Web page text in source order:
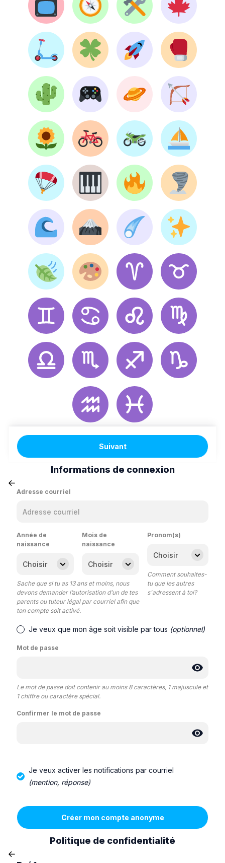
Suivant
Informations de connexion
Adresse courriel
Année de
naissance
Mois de
naissance
Sache que si tu as 13 ans et moins, nous
devons demander l’autorisation d’un de tes
parents ou tuteur légal par courriel afin que
ton compte soit activé.
Pronom(s)
Comment souhaites-
tu que les autres
s'adressent à toi?
Je veux que mon âge soit visible par tous (optionnel)
Mot de passe
Le mot de passe doit contenir au moins 8 caractères, 1 majuscule et
1 chiffre ou caractère spécial.
Confirmer le mot de passe
Je veux activer les notifications par courriel
(mention, réponse)
Politique de confidentialité